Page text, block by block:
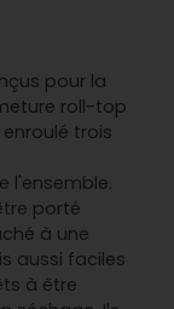
pour la
roll-top
trois
l'ensemble.
porté
à une
aussi faciles
à être